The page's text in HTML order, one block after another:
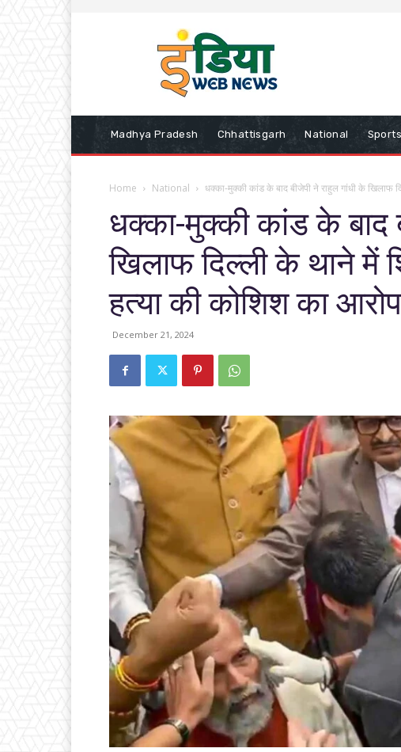
Madhya Pradesh Chhattisgarh National Sports
Home National धक्का-मुक्की कांड के बाद बीजेपी ने राहुल गांधी के खिलाफ
धक्का-मुक्की कांड के बाद
खिलाफ दिल्ली के थाने में
हत्या की कोशिश का आरोप
December 21, 2024